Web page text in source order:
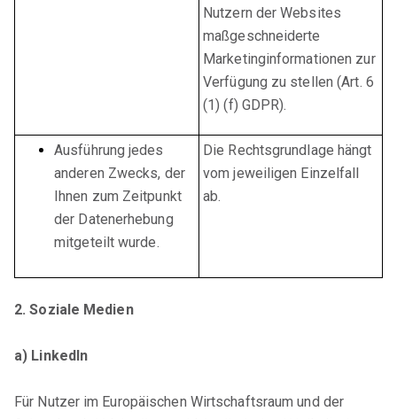
Nutzern der Websites
maßgeschneiderte
Marketinginformationen zur
Verfügung zu stellen (Art. 6
(1) (f) GDPR).
Ausführung jedes
anderen Zwecks, der
Ihnen zum Zeitpunkt
der Datenerhebung
mitgeteilt wurde.
Die Rechtsgrundlage hängt
vom jeweiligen Einzelfall
ab.
2. Soziale Medien
a) LinkedIn
Für Nutzer im Europäischen Wirtschaftsraum und der